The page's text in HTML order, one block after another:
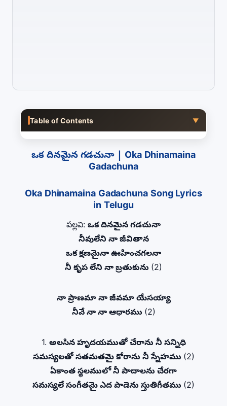
Table of Contents ▼
ఒక దినమైన గడచునా | Oka Dhinamaina
Gadachuna
Oka Dhinamaina Gadachuna Song Lyrics
in Telugu
పల్లవి: ఒక దినమైన గడచునా
నీవులేని నా జీవితాన
ఒక క్షణమైనా ఊహించగలనా
నీ కృప లేని నా బ్రతుకును (2)
నా ప్రాణమా నా జీవమా యేసయ్యా
నీవే నా నా ఆధారము (2)
1. అలసిన హృదయముతో చేరాను నీ సన్నిధి
సమస్యలతో సతమతమై కోరాను నీ స్నేహము (2)
ఏకాంత స్థలములో నీ పాదాలను చేరగా
సమస్యలే సంగీతమై ఎద పాడెను స్తుతిగీతము (2)